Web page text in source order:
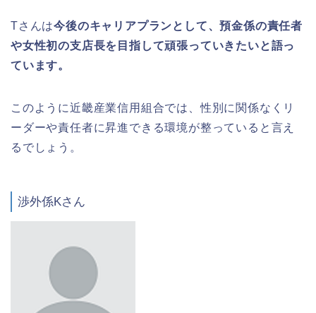
Tさんは今後のキャリアプランとして、預金係の責任者
や女性初の支店長を目指して頑張っていきたいと語っ
ています。
このように近畿産業信用組合では、性別に関係なくリ
ーダーや責任者に昇進できる環境が整っていると言え
るでしょう。
渉外係Kさん